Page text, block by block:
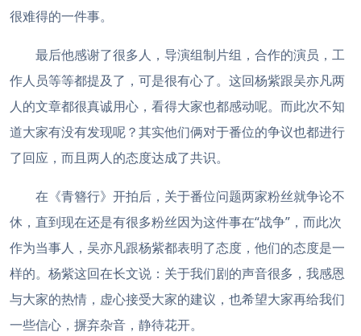
很难得的一件事。
最后他感谢了很多人，导演组制片组，合作的演员，工
作人员等等都提及了，可是很有心了。这回杨紫跟吴亦凡两
人的文章都很真诚用心，看得大家也都感动呢。而此次不知
道大家有没有发现呢？其实他们俩对于番位的争议也都进行
了回应，而且两人的态度达成了共识。
在《青簪行》开拍后，关于番位问题两家粉丝就争论不
休，直到现在还是有很多粉丝因为这件事在“战争”，而此次
作为当事人，吴亦凡跟杨紫都表明了态度，他们的态度是一
样的。杨紫这回在长文说：关于我们剧的声音很多，我感恩
与大家的热情，虚心接受大家的建议，也希望大家再给我们
一些信心，摒弃杂音，静待花开。